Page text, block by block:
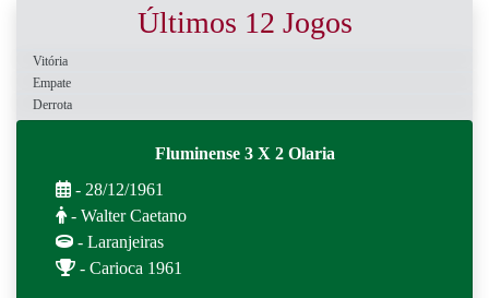
Últimos 12 Jogos
Vitória
Empate
Derrota
Fluminense 3 X 2 Olaria
- 28/12/1961
- Walter Caetano
- Laranjeiras
- Carioca 1961